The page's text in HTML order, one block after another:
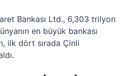
Bankası Ltd., 6,303 trilyon
en büyük bankası
ilk dört sırada Çinli